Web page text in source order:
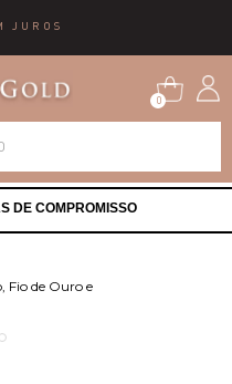
JUROS
0
DE COMPROMISSO